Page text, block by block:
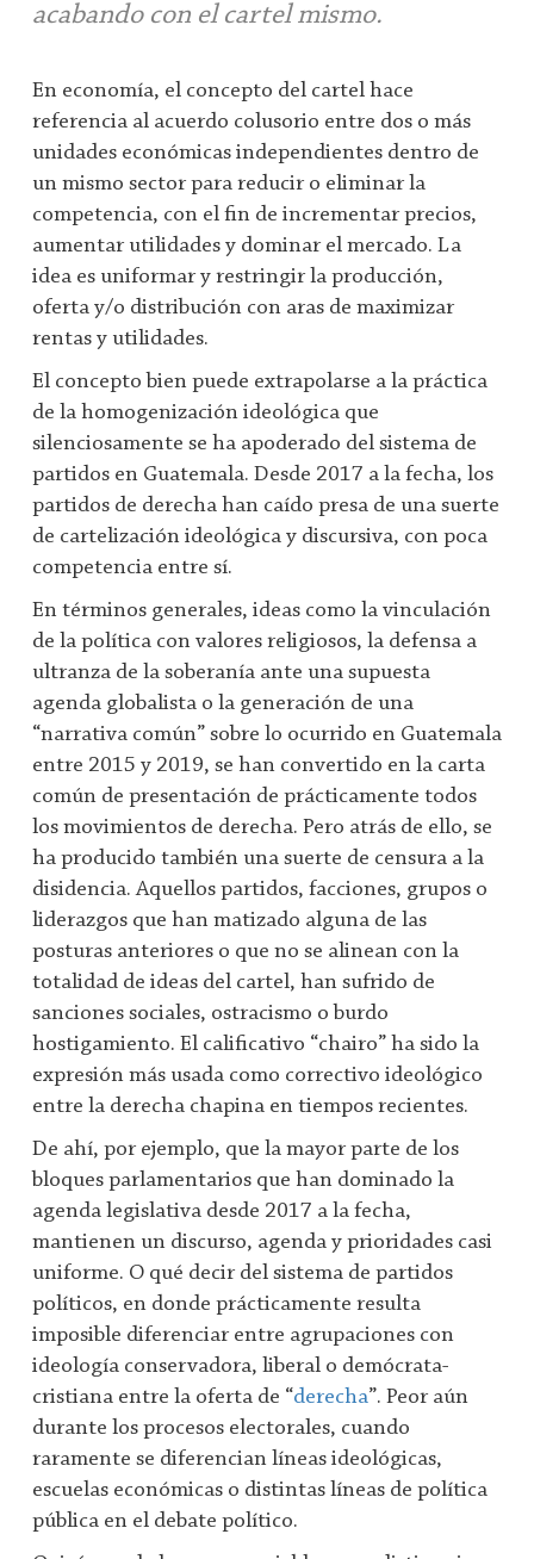
acabando con el cartel mismo.
En economía, el concepto del cartel hace
referencia al acuerdo colusorio entre dos o más
unidades económicas independientes dentro de
un mismo sector para reducir o eliminar la
competencia, con el fin de incrementar precios,
aumentar utilidades y dominar el mercado. La
idea es uniformar y restringir la producción,
oferta y/o distribución con aras de maximizar
rentas y utilidades.
El concepto bien puede extrapolarse a la práctica
de la homogenización ideológica que
silenciosamente se ha apoderado del sistema de
partidos en Guatemala. Desde 2017 a la fecha, los
partidos de derecha han caído presa de una suerte
de cartelización ideológica y discursiva, con poca
competencia entre sí.
En términos generales, ideas como la vinculación
de la política con valores religiosos, la defensa a
ultranza de la soberanía ante una supuesta
agenda globalista o la generación de una
“narrativa común” sobre lo ocurrido en Guatemala
entre 2015 y 2019, se han convertido en la carta
común de presentación de prácticamente todos
los movimientos de derecha. Pero atrás de ello, se
ha producido también una suerte de censura a la
disidencia. Aquellos partidos, facciones, grupos o
liderazgos que han matizado alguna de las
posturas anteriores o que no se alinean con la
totalidad de ideas del cartel, han sufrido de
sanciones sociales, ostracismo o burdo
hostigamiento. El calificativo “chairo” ha sido la
expresión más usada como correctivo ideológico
entre la derecha chapina en tiempos recientes.
De ahí, por ejemplo, que la mayor parte de los
bloques parlamentarios que han dominado la
agenda legislativa desde 2017 a la fecha,
mantienen un discurso, agenda y prioridades casi
uniforme. O qué decir del sistema de partidos
políticos, en donde prácticamente resulta
imposible diferenciar entre agrupaciones con
ideología conservadora, liberal o demócrata-
cristiana entre la oferta de “derecha”. Peor aún
durante los procesos electorales, cuando
raramente se diferencian líneas ideológicas,
escuelas económicas o distintas líneas de política
pública en el debate político.